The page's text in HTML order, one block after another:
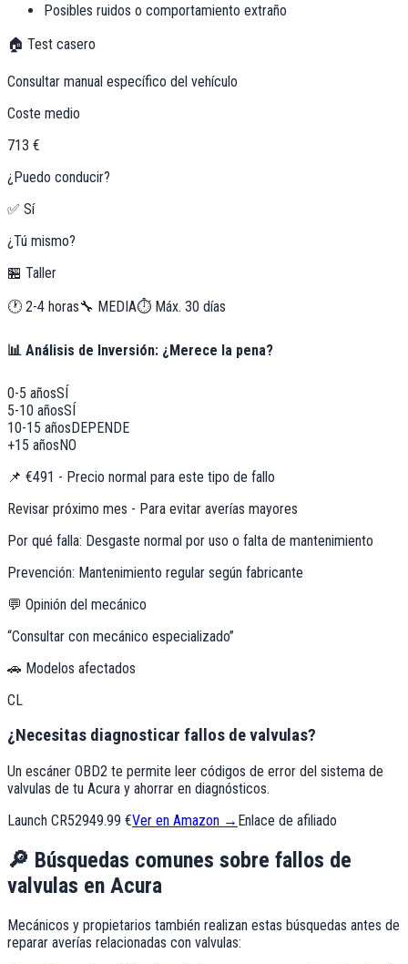
Posibles ruidos o comportamiento extraño
🏠 Test casero
Consultar manual específico del vehículo
Coste medio
713 €
¿Puedo conducir?
✅ Sí
¿Tú mismo?
🏪 Taller
🕐 2-4 horas🔧 MEDIA⏱️ Máx. 30 días
📊 Análisis de Inversión: ¿Merece la pena?
0-5 añosSÍ
5-10 añosSÍ
10-15 añosDEPENDE
+15 añosNO
📌 €491 - Precio normal para este tipo de fallo
Revisar próximo mes - Para evitar averías mayores
Por qué falla: Desgaste normal por uso o falta de mantenimiento
Prevención: Mantenimiento regular según fabricante
💬 Opinión del mecánico
“Consultar con mecánico especializado”
🚗 Modelos afectados
CL
¿Necesitas diagnosticar fallos de valvulas?
Un escáner OBD2 te permite leer códigos de error del sistema de
valvulas de tu Acura y ahorrar en diagnósticos.
Launch CR52949.99 €Ver en Amazon → Enlace de afiliado
🔎 Búsquedas comunes sobre fallos de
valvulas en Acura
Mecánicos y propietarios también realizan estas búsquedas antes de
reparar averías relacionadas con valvulas: